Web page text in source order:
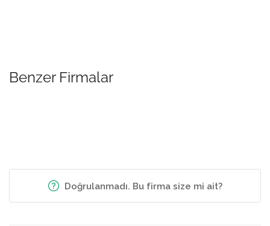
Benzer Firmalar
Doğrulanmadı. Bu firma size mi ait?